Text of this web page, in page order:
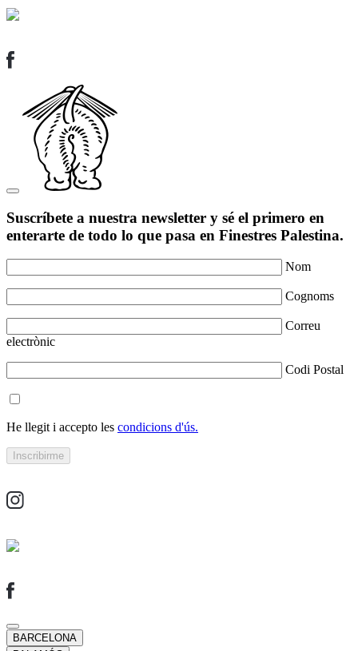
Suscríbete a nuestra newsletter y sé el primero en
enterarte de todo lo que pasa en Finestres Palestina.
Nom
Cognoms
Correu
electrònic
Codi Postal
He llegit i accepto les condicions d'ús.
BARCELONA